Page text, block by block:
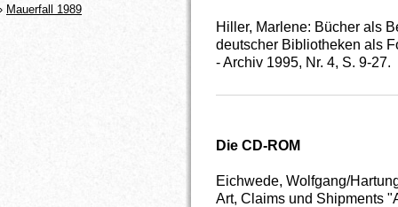
Hiller, Marlene: Bücher als
deutscher Bibliotheken als
- Archiv 1995, Nr. 4, S. 9-27.
Die CD-ROM
Eichwede, Wolfgang/
Art, Claims und Shipments
Mauerfall 1989